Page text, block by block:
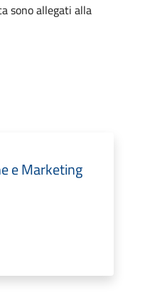
sono allegati alla
e Marketing